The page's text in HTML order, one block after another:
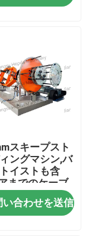
スキープスト
ングマシン,バ
イストも含
までのケーブ
い合わせを送信